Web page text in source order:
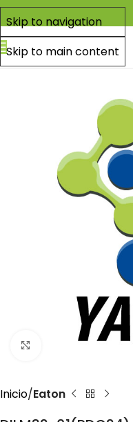
Skip to navigation
Skip to main content
Click to enlarge
Inicio Eaton